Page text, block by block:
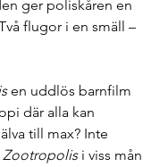
ger poliskåren en
flugor i en smäll –
en uddlös barnfilm
där alla kan
till max? Inte
Zootropolis i viss mån